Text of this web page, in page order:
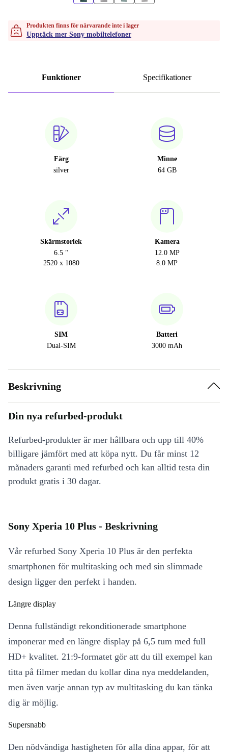
Produkten finns för närvarande inte i lager
Upptäck mer Sony mobiltelefoner
Funktioner Specifikationer
Färg
silver
Minne
64 GB
Skärmstorlek
6.5 "
2520 x 1080
Kamera
12.0 MP
8.0 MP
SIM
Dual-SIM
Batteri
3000 mAh
Beskrivning
Din nya refurbed-produkt
Refurbed-produkter är mer hållbara och upp till 40%
billigare jämfört med att köpa nytt. Du får minst 12
månaders garanti med refurbed och kan alltid testa din
produkt gratis i 30 dagar.
Sony Xperia 10 Plus - Beskrivning
Vår refurbed Sony Xperia 10 Plus är den perfekta
smartphonen för multitasking och med sin slimmade
design ligger den perfekt i handen.
Längre display
Denna fullständigt rekonditionerade smartphone
imponerar med en längre display på 6,5 tum med full
HD+ kvalitet. 21:9-formatet gör att du till exempel kan
titta på filmer medan du kollar dina nya meddelanden,
men även varje annan typ av multitasking du kan tänka
dig är möjlig.
Supersnabb
Den nödvändiga hastigheten för alla dina appar, för att